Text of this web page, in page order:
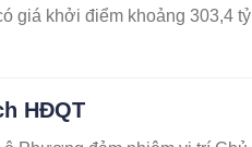
giá khởi điểm khoảng 303,4 tỷ
HĐQT